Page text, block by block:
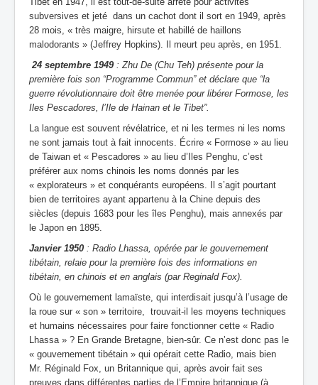
subversives et jeté dans un cachot dont il sort en 1949, après
28 mois, « très maigre, hirsute et habillé de haillons
malodorants » (Jeffrey Hopkins). Il meurt peu après, en 1951.
24 septembre 1949 : Zhu De (Chu Teh) présente pour la
première fois son “Programme Commun” et déclare que “la
guerre révolutionnaire doit être menée pour libérer Formose, les
Iles Pescadores, l’Ile de Hainan et le Tibet”.
La langue est souvent révélatrice, et ni les termes ni les noms
ne sont jamais tout à fait innocents. Écrire « Formose » au lieu
de Taiwan et « Pescadores » au lieu d’Iles Penghu, c’est
préférer aux noms chinois les noms donnés par les
« explorateurs » et conquérants européens. Il s’agit pourtant
bien de territoires ayant appartenu à la Chine depuis des
siècles (depuis 1683 pour les îles Penghu), mais annexés par
le Japon en 1895.
Janvier 1950 : Radio Lhassa, opérée par le gouvernement
tibétain, relaie pour la première fois des informations en
tibétain, en chinois et en anglais (par Reginald Fox).
Où le gouvernement lamaïste, qui interdisait jusqu’à l’usage de
la roue sur « son » territoire, trouvait-il les moyens techniques
et humains nécessaires pour faire fonctionner cette « Radio
Lhassa » ? En Grande Bretagne, bien-sûr. Ce n’est donc pas le
« gouvernement tibétain » qui opérait cette Radio, mais bien
Mr. Réginald Fox, un Britannique qui, après avoir fait ses
preuves dans différentes parties de l’Empire britannique (à